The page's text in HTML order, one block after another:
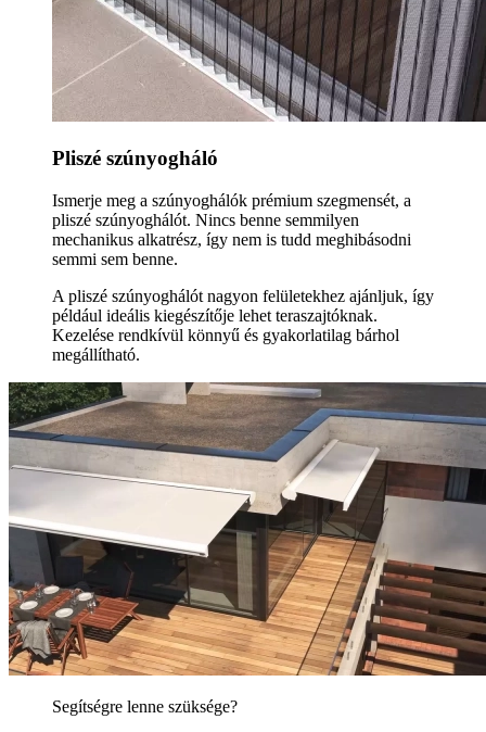
Pliszé szúnyogháló
Ismerje meg a szúnyoghálók prémium szegmensét, a
pliszé szúnyoghálót. Nincs benne semmilyen
mechanikus alkatrész, így nem is tudd meghibásodni
semmi sem benne.
A pliszé szúnyoghálót nagyon felületekhez ajánljuk, így
például ideális kiegészítője lehet teraszajtóknak.
Kezelése rendkívül könnyű és gyakorlatilag bárhol
megállítható.
Segítségre lenne szüksége?